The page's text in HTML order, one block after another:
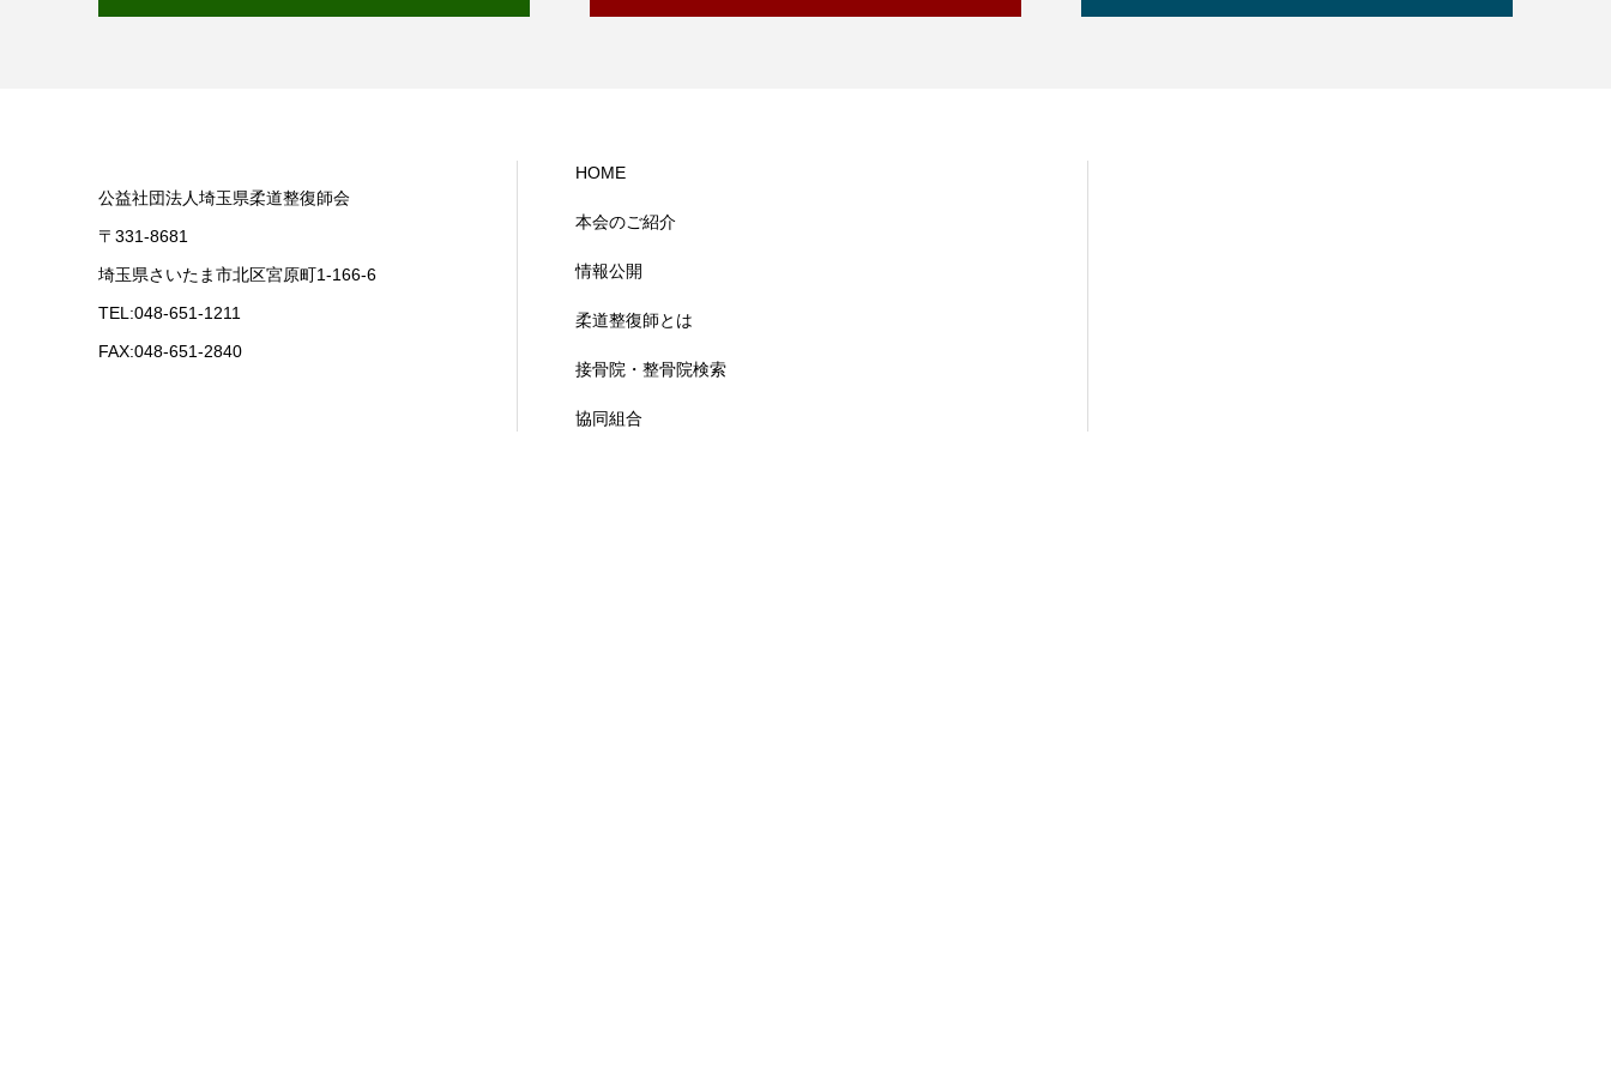
公益社団法人埼玉県柔道整復師会
〒331-8681
埼玉県さいたま市北区宮原町1-166-6
TEL:048-651-1211
FAX:048-651-2840
HOME
本会のご紹介
情報公開
柔道整復師とは
接骨院・整骨院検索
協同組合